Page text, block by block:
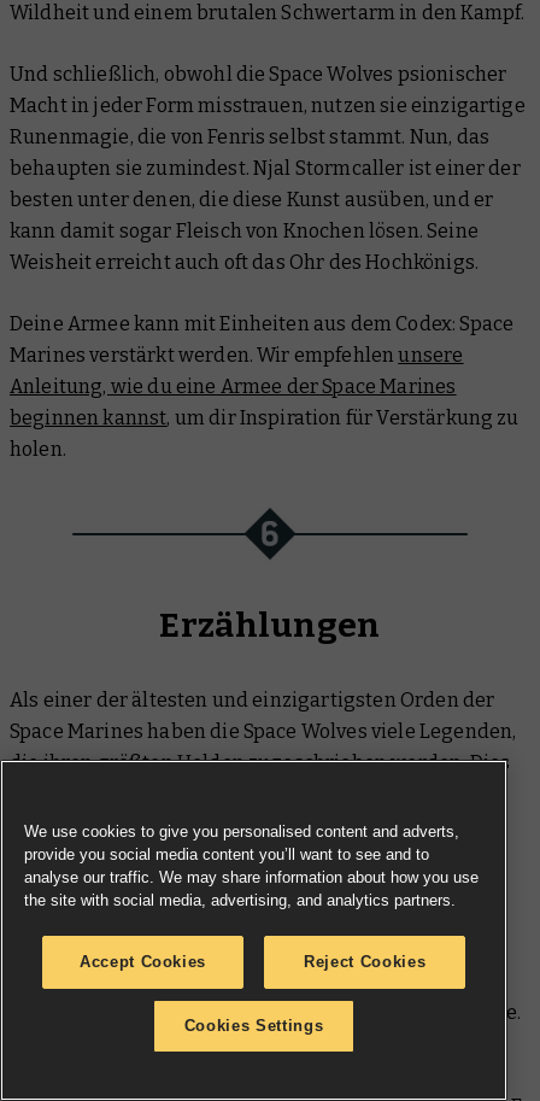
Wildheit und einem brutalen Schwertarm in den Kampf.
Und schließlich, obwohl die Space Wolves psionischer
Macht in jeder Form misstrauen, nutzen sie einzigartige
Runenmagie, die von Fenris selbst stammt. Nun, das
behaupten sie zumindest. Njal Stormcaller ist einer der
besten unter denen, die diese Kunst ausüben, und er
kann damit sogar Fleisch von Knochen lösen. Seine
Weisheit erreicht auch oft das Ohr des Hochkönigs.
Deine Armee kann mit Einheiten aus dem Codex: Space
Marines verstärkt werden. Wir empfehlenunsere
Anleitung, wie du eine Armee der Space Marines
beginnen kannst, um dir Inspiration für Verstärkung zu
holen.
Erzählungen
Als einer der ältesten und einzigartigsten Orden der
Space Marines haben die Space Wolves viele Legenden,
die ihren größten Helden zugeschrieben werden. Dies
Sagas angefeuert, die auf ihren Erfolgen beruhen.
Entsprechend gibt es auch eine große Bandbreite an
Romanen von Black Library, die ihre Heldentaten
Geschichte ist der unvergleichliche Ragnar Blackmane.
We use cookies to give you personalised content and adverts,
provide you social media content you’ll want to see and to
analyse our traffic. We may share information about how you use
the site with social media, advertising, and analytics partners.
Accept Cookies Reject Cookies
Cookies Settings